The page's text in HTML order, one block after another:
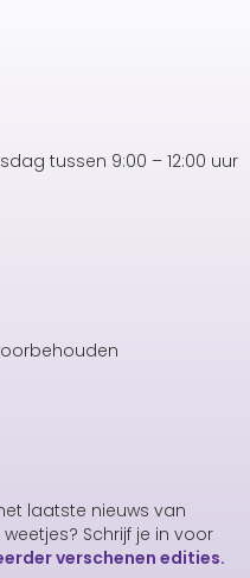
tussen 9:00 – 12:00 uur
laatste nieuws van
Schrijf je in voor
verschenen edities.